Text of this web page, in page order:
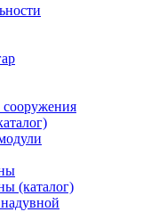
(каталог)